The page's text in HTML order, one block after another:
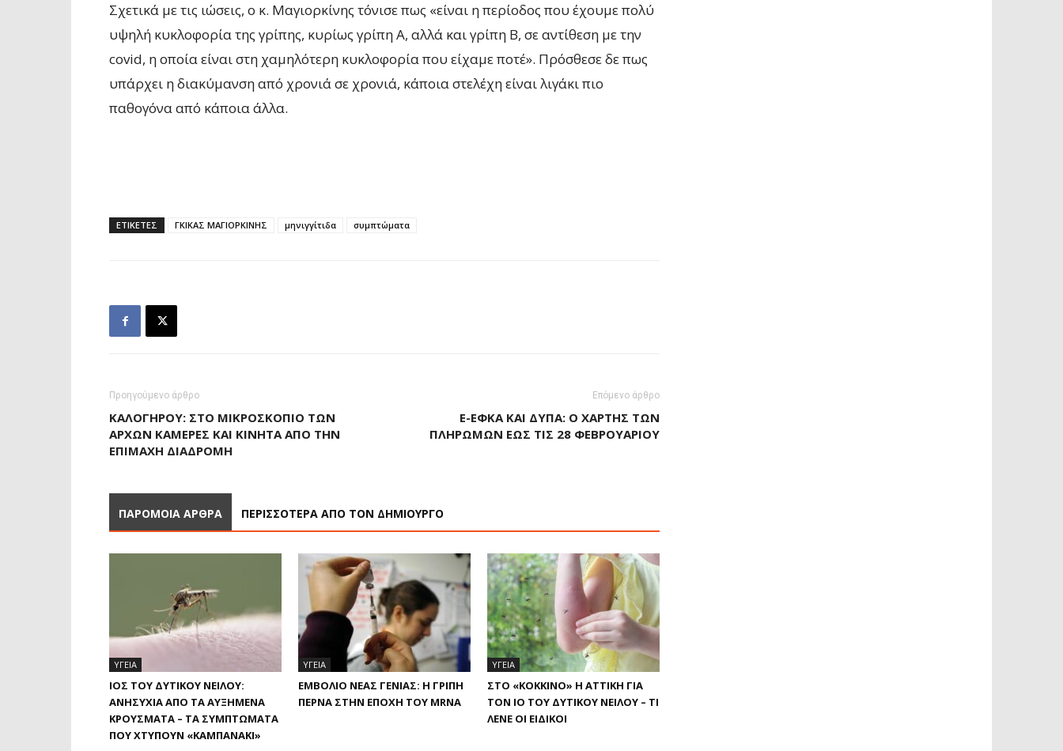
Σχετικά με τις ιώσεις, ο κ. Μαγιορκίνης τόνισε πως «είναι η περίοδος που έχουμε πολύ
υψηλή κυκλοφορία της γρίπης, κυρίως γρίπη Α, αλλά και γρίπη Β, σε αντίθεση με την
covid, η οποία είναι στη χαμηλότερη κυκλοφορία που είχαμε ποτέ». Πρόσθεσε δε πως
υπάρχει η διακύμανση από χρονιά σε χρονιά, κάποια στελέχη είναι λιγάκι πιο
παθογόνα από κάποια άλλα.
ΕΤΙΚΕΤΕΣ ΓΚΙΚΑΣ ΜΑΓΙΟΡΚΙΝΗΣ μηνιγγίτιδα συμπτώματα
Προηγούμενο άρθρο
ΚΑΛΟΓΉΡΟΥ: ΣΤΟ ΜΙΚΡΟΣΚΌΠΙΟ ΤΩΝ
ΑΡΧΏΝ ΚΆΜΕΡΕΣ ΚΑΙ ΚΙΝΗΤΆ ΑΠΌ ΤΗΝ
ΕΠΊΜΑΧΗ ΔΙΑΔΡΟΜΉ
Επόμενο άρθρο
E-EΦΚΑ ΚΑΙ ΔΥΠΑ: O ΧΆΡΤΗΣ ΤΩΝ
ΠΛΗΡΩΜΏΝ ΈΩΣ ΤΙΣ 28 ΦΕΒΡΟΥΑΡΊΟΥ
ΠΑΡΟΜΟΙΑ ΑΡΘΡΑ ΠΕΡΙΣΣΟΤΕΡΑ ΑΠΟ ΤΟΝ ΔΗΜΙΟΥΡΓΟ
ΥΓΕΙΑ
ΙΌΣ ΤΟΥ ΔΥΤΙΚΟΎ ΝΕΊΛΟΥ:
ΑΝΗΣΥΧΊΑ ΑΠΌ ΤΑ ΑΥΞΗΜΈΝΑ
ΚΡΟΎΣΜΑΤΑ – ΤΑ ΣΥΜΠΤΏΜΑΤΑ
ΠΟΥ ΧΤΥΠΟΎΝ «ΚΑΜΠΑΝΆΚΙ»
ΥΓΕΙΑ
ΕΜΒΌΛΙΟ ΝΈΑΣ ΓΕΝΙΆΣ: Η ΓΡΊΠΗ
ΠΕΡΝΆ ΣΤΗΝ ΕΠΟΧΉ ΤΟΥ MRNA
ΥΓΕΙΑ
ΣΤΟ «ΚΌΚΚΙΝΟ» Η ΑΤΤΙΚΉ ΓΙΑ
ΤΟΝ ΙΌ ΤΟΥ ΔΥΤΙΚΟΎ ΝΕΊΛΟΥ – ΤΙ
ΛΈΝΕ ΟΙ ΕΙΔΙΚΟΊ